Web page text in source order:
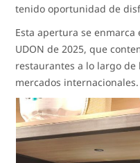
tenido oportunidad de
Esta apertura se
UDON de 2025, que
restaurantes a lo largo de
mercados internacionales.